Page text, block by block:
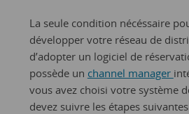
La seule condition nécéssaire
développer votre réseau de
d’adopter un logiciel de
possède un channel manager
vous avez choisi votre système
devez suivre les étapes